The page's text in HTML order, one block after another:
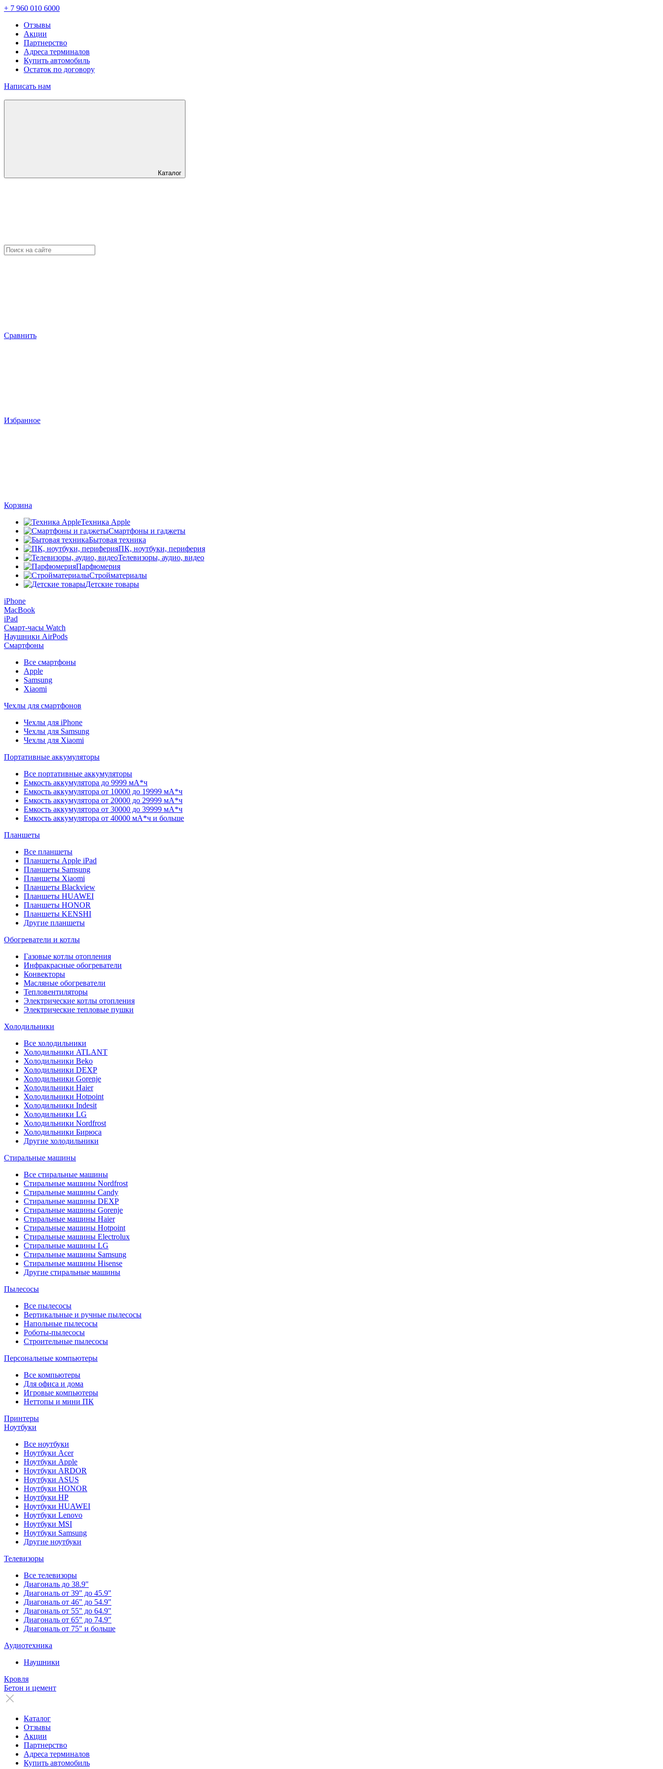
+ 7 960 010 6000
Отзывы
Акции
Партнерство
Адреса терминалов
Купить автомобиль
Остаток по договору
Написать нам
Каталог
Сравнить
Избранное
Корзина
Техника Apple
Смартфоны и гаджеты
Бытовая техника
ПК, ноутбуки, периферия
Телевизоры, аудио, видео
Парфюмерия
Стройматериалы
Детские товары
iPhone
MacBook
iPad
Смарт-часы Watch
Наушники AirPods
Смартфоны
Все смартфоны
Apple
Samsung
Xiaomi
Чехлы для смартфонов
Чехлы для iPhone
Чехлы для Samsung
Чехлы для Xiaomi
Портативные аккумуляторы
Все портативные аккумуляторы
Емкость аккумулятора до 9999 мА*ч
Емкость аккумулятора от 10000 до 19999 мА*ч
Емкость аккумулятора от 20000 до 29999 мА*ч
Емкость аккумулятора от 30000 до 39999 мА*ч
Емкость аккумулятора от 40000 мА*ч и больше
Планшеты
Все планшеты
Планшеты Apple iPad
Планшеты Samsung
Планшеты Xiaomi
Планшеты Blackview
Планшеты HUAWEI
Планшеты HONOR
Планшеты KENSHI
Другие планшеты
Обогреватели и котлы
Газовые котлы отопления
Инфракрасные обогреватели
Конвекторы
Масляные обогреватели
Тепловентиляторы
Электрические котлы отопления
Электрические тепловые пушки
Холодильники
Все холодильники
Холодильники ATLANT
Холодильники Beko
Холодильники DEXP
Холодильники Gorenje
Холодильники Haier
Холодильники Hotpoint
Холодильники Indesit
Холодильники LG
Холодильники Nordfrost
Холодильники Бирюса
Другие холодильники
Стиральные машины
Все стиральные машины
Стиральные машины Nordfrost
Стиральные машины Candy
Стиральные машины DEXP
Стиральные машины Gorenje
Стиральные машины Haier
Стиральные машины Hotpoint
Стиральные машины Electrolux
Стиральные машины LG
Стиральные машины Samsung
Стиральные машины Hisense
Другие стиральные машины
Пылесосы
Все пылесосы
Вертикальные и ручные пылесосы
Напольные пылесосы
Роботы-пылесосы
Строительные пылесосы
Персональные компьютеры
Все компьютеры
Для офиса и дома
Игровые компьютеры
Неттопы и мини ПК
Принтеры
Ноутбуки
Все ноутбуки
Ноутбуки Acer
Ноутбуки Apple
Ноутбуки ARDOR
Ноутбуки ASUS
Ноутбуки HONOR
Ноутбуки HP
Ноутбуки HUAWEI
Ноутбуки Lenovo
Ноутбуки MSI
Ноутбуки Samsung
Другие ноутбуки
Телевизоры
Все телевизоры
Диагональ до 38.9"
Диагональ от 39" до 45.9"
Диагональ от 46" до 54.9"
Диагональ от 55" до 64.9"
Диагональ от 65" до 74.9"
Диагональ от 75" и больше
Аудиотехника
Наушники
Кровля
Бетон и цемент
Каталог
Отзывы
Акции
Партнерство
Адреса терминалов
Купить автомобиль